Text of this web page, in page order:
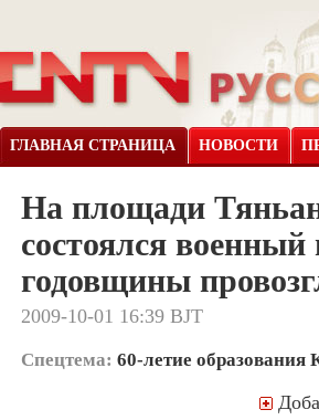
ГЛАВНАЯ СТРАНИЦА НОВОСТИ
На площади
состоялся
годовщины
2009-10-01 16:39 BJT
Спецтема: 60-летие образования